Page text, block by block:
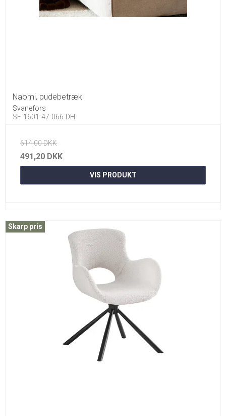
Naomi, pudebetræk
Svanefors
SF-1601-47-066-DH
614,00 DKK
491,20 DKK
VIS PRODUKT
Skarp pris